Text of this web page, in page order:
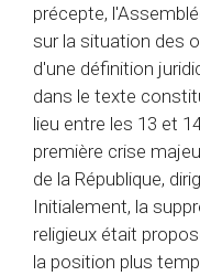
précepte,
sur la situation des
d'une définition
dans le texte
lieu entre les 13 et
première crise
de la République,
Initialement, la
religieux était
la position plus